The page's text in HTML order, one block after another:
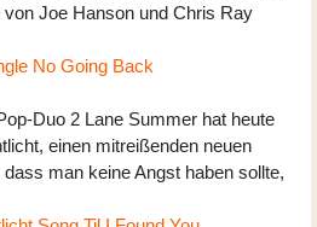
Joe Hanson und Chris Ray
No Going Back
Duo 2 Lane Summer hat heute
einen mitreißenden neuen
man keine Angst haben sollte,